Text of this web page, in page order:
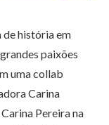
de história em
paixões
uma collab
Carina
Pereira na